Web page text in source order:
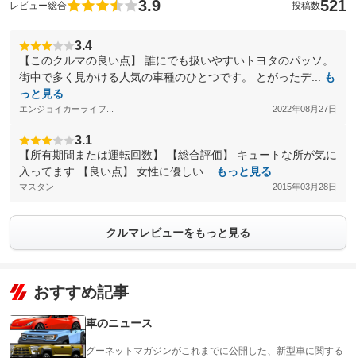
レビュー総合 3.9 投稿数521
3.4
【このクルマの良い点】 誰にでも扱いやすいトヨタのパッソ。
街中で多く見かける人気の車種のひとつです。 とがったデ...
も
っと見る
エンジョイカーライフ... 2022年08月27日
3.1
【所有期間または運転回数】 【総合評価】 キュートな所が気に
入ってます 【良い点】 女性に優しい...
もっと見る
マスタン 2015年03月28日
クルマレビューをもっと見る
おすすめ記事
車のニュース
グーネットマガジンがこれまでに公開した、新型車に関する